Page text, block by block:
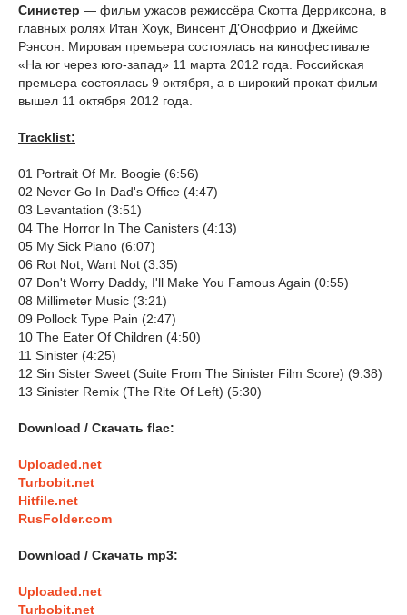
Синистер — фильм ужасов режиссёра Скотта Дерриксона, в
главных ролях Итан Хоук, Винсент Д’Онофрио и Джеймс
Рэнсон. Мировая премьера состоялась на кинофестивале
«На юг через юго-запад» 11 марта 2012 года. Российская
премьера состоялась 9 октября, а в широкий прокат фильм
вышел 11 октября 2012 года.
Tracklist:
01 Portrait Of Mr. Boogie (6:56)
02 Never Go In Dad's Office (4:47)
03 Levantation (3:51)
04 The Horror In The Canisters (4:13)
05 My Sick Piano (6:07)
06 Rot Not, Want Not (3:35)
07 Don't Worry Daddy, I'll Make You Famous Again (0:55)
08 Millimeter Music (3:21)
09 Pollock Type Pain (2:47)
10 The Eater Of Children (4:50)
11 Sinister (4:25)
12 Sin Sister Sweet (Suite From The Sinister Film Score) (9:38)
13 Sinister Remix (The Rite Of Left) (5:30)
Download / Скачать flac:
Uploaded.net
Turbobit.net
Hitfile.net
RusFolder.com
Download / Скачать mp3:
Uploaded.net
Turbobit.net